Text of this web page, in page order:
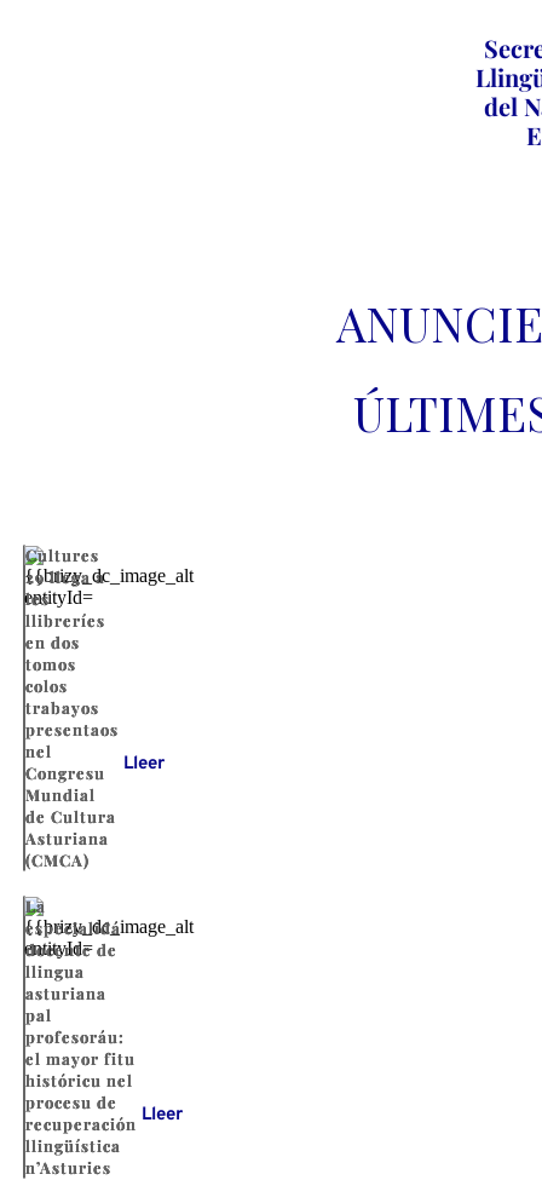
del
Cultures
29 llega a
les
llibreríes
en dos
tomos
colos
trabayos
presentaos
nel
Congresu
Mundial
de Cultura
Asturiana
(CMCA)
Lleer
La
especialidá
docente de
llingua
asturiana
pal
profesoráu:
el mayor fitu
históricu nel
procesu de
recuperación
llingüística
n’Asturies
Lleer